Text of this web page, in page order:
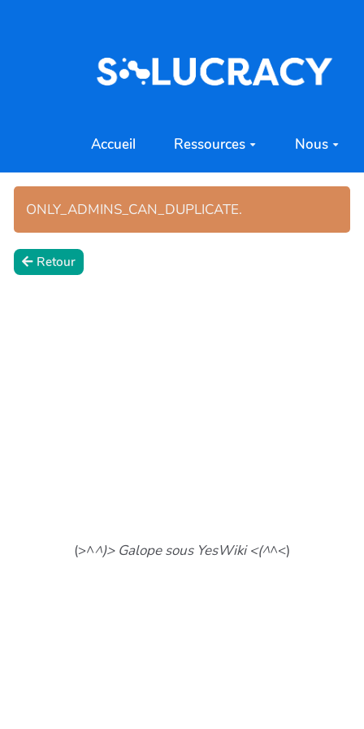
Accueil Ressources Nous
ONLY_ADMINS_CAN_DUPLICATE.
Retour
(>^^)> Galope sous YesWiki <(^^<)